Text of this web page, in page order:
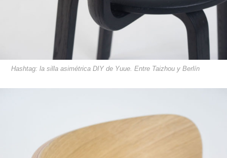
Hashtag: la silla asimétrica DIY de Yuue. Entre Taizhou y Berlín